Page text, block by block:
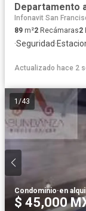
Departamento
Infonavit San
89 m²2 Recámaras2
·Seguridad·
Actualizado hace 2
1 /43
Condominio·en
$ 45,000